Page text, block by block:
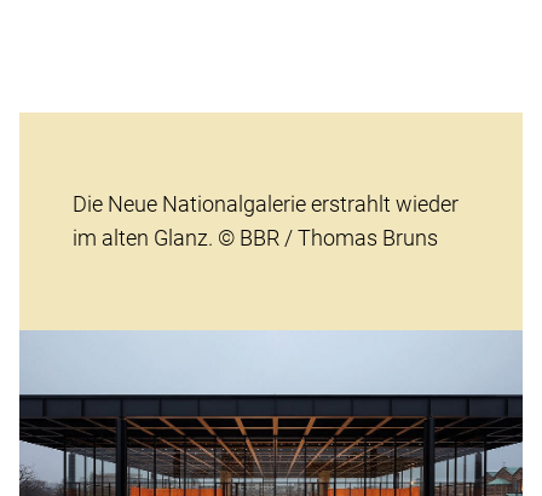
Die Neue Nationalgalerie erstrahlt wieder
im alten Glanz. © BBR / Thomas Bruns